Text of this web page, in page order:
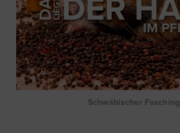
Schwäbischer Fasching